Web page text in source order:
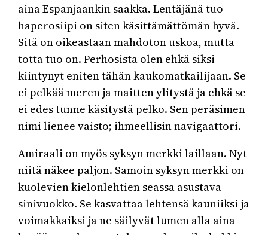
aina Espanjaankin saakka. Lentäjänä tuo
haperosiipi on siten käsittämättömän hyvä.
Sitä on oikeastaan mahdoton uskoa, mutta
totta tuo on. Perhosista olen ehkä siksi
kiintynyt eniten tähän kaukomatkailijaan. Se
ei pelkää meren ja maitten ylitystä ja ehkä se
ei edes tunne käsitystä pelko. Sen peräsimen
nimi lienee vaisto; ihmeellisin navigaattori.
Amiraali on myös syksyn merkki laillaan. Nyt
niitä näkee paljon. Samoin syksyn merkki on
kuolevien kielonlehtien seassa asustava
sinivuokko. Se kasvattaa lehtensä kauniiksi ja
voimakkaiksi ja ne säilyvät lumen alla aina